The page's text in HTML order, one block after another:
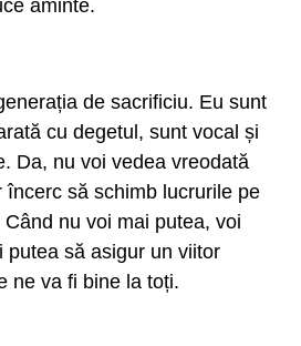
aminte.
de sacrificiu. Eu sunt
cu degetul, sunt vocal și
Da, nu voi vedea vreodată
încerc să schimb lucrurile pe
nu voi mai putea, voi
putea să asigur un viitor
ne va fi bine la toți.